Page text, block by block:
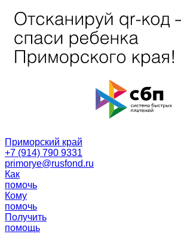
Приморский край
+7 (914) 790 9331
primorye@rusfond.ru
Как
помочь
Кому
помочь
Получить
помощь